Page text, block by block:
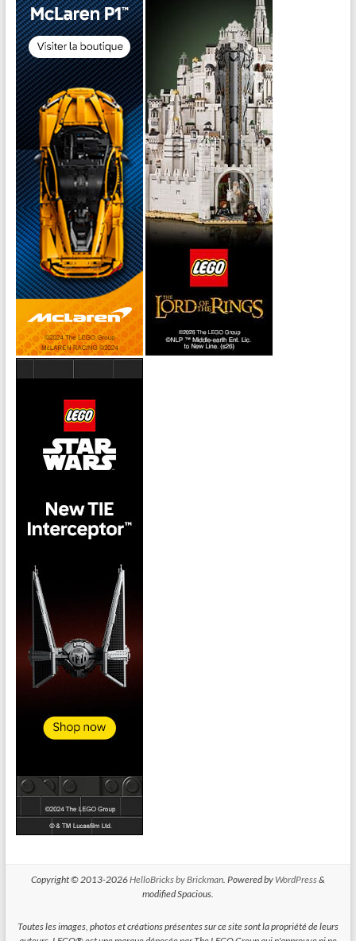
Copyright © 2013-2026HelloBricks by Brickman. Powered by WordPress&
modified Spacious.
Toutes les images, photos et créations présentes sur ce site sont la propriété de leurs